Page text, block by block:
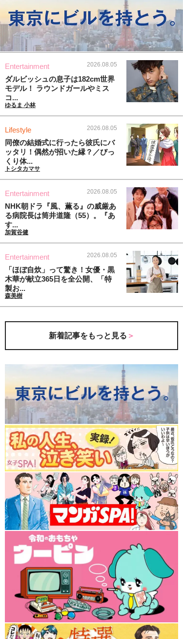
Entertainment 2026.08.05
ダルビッシュの息子は182cm世界
モデル！ ラウンドガールやミス
コ...
ゆるま 小林
Lifestyle 2026.08.05
同僚の結婚式に行ったら彼氏にバ
ッタリ！偶然が招いた縁？／びっ
くり体...
トシタカマサ
Entertainment 2026.08.05
NHK朝ドラ『風、薫る』の威厳あ
る病院長は筒井道隆（55）。『あ
す...
加賀谷健
Entertainment 2026.08.05
「ほぼ自炊」って驚き！女優・黒
木華が献立365日を全公開、「特
製お...
森美樹
新着記事をもっと見る